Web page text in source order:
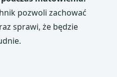
pozwoli zachować
sprawi, że będzie